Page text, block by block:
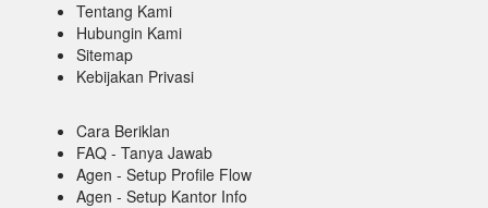
Tentang Kami
Hubungin Kami
Sitemap
Kebijakan Privasi
Cara Beriklan
FAQ - Tanya Jawab
Agen - Setup Profile Flow
Agen - Setup Kantor Info